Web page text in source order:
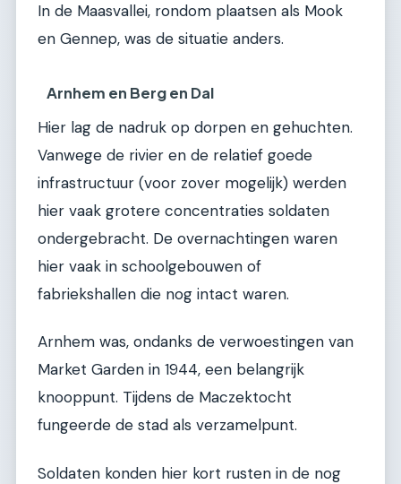
In de Maasvallei, rondom plaatsen als Mook
en Gennep, was de situatie anders.
Arnhem en Berg en Dal
Hier lag de nadruk op dorpen en gehuchten.
Vanwege de rivier en de relatief goede
infrastructuur (voor zover mogelijk) werden
hier vaak grotere concentraties soldaten
ondergebracht. De overnachtingen waren
hier vaak in schoolgebouwen of
fabriekshallen die nog intact waren.
Arnhem was, ondanks de verwoestingen van
Market Garden in 1944, een belangrijk
knooppunt. Tijdens de Maczektocht
fungeerde de stad als verzamelpunt.
Soldaten konden hier kort rusten in de nog